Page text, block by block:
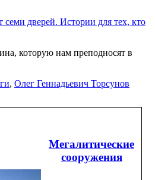
которую нам преподносят в
, Олег Геннадьевич Торсунов
Мегалитические
сооружения